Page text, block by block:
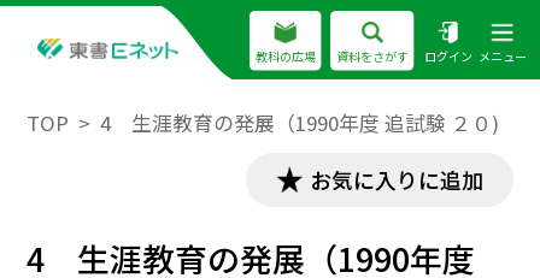
教科の広場 資料をさがす ログイン メニュー
TOP 4 生涯教育の発展（1990年度 追試験 ２０)
お気に入りに追加
4 生涯教育の発展（1990年度